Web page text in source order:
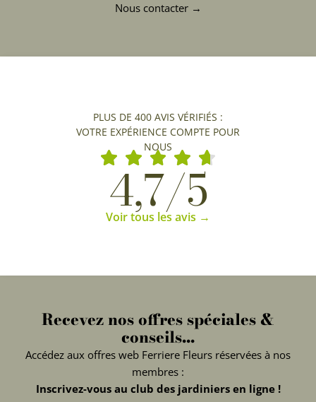
Nous contacter →
PLUS DE 400 AVIS VÉRIFIÉS :
VOTRE EXPÉRIENCE COMPTE POUR
NOUS
4,7/5
Voir tous les avis →
Recevez nos offres spéciales &
conseils...
Accédez aux offres web Ferriere Fleurs réservées à nos
membres :
Inscrivez-vous au club des jardiniers en ligne !